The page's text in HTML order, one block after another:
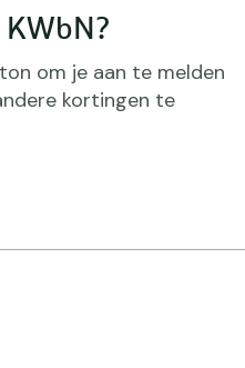
om je aan te melden
kortingen te